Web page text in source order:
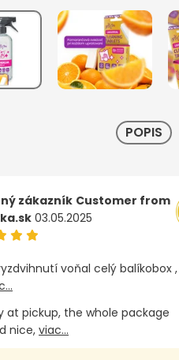
POPIS
zákazník Customer from
03.05.2025
voňal celý balíkobox
at pickup, the whole package
nice, viac...